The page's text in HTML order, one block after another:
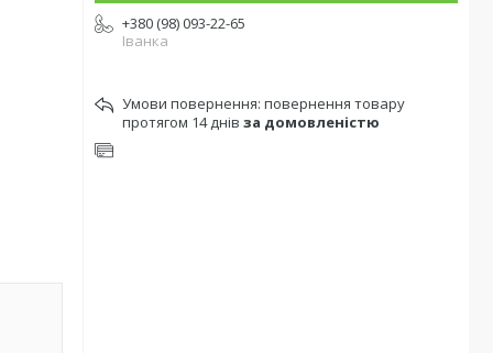
+380 (98) 093-22-65
Іванка
повернення товару
протягом 14 днів за домовленістю